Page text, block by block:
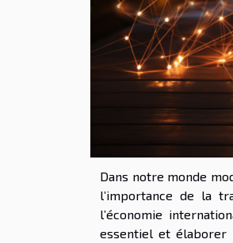
Dans notre monde
l’importance de la
l’économie
essentiel et élaborer